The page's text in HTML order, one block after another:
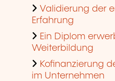
Validierung der
Erfahrung
Ein Diplom
Weiterbildung
Kofinanzierung
im Unternehmen